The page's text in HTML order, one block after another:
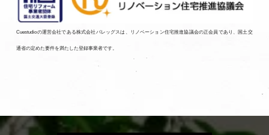
Cuestudioの運営会社である株式会社バレッグスは、リノベーション住宅推進協議会の正会員であり、国土交
通省の定めた要件を満たした登録事業者です。